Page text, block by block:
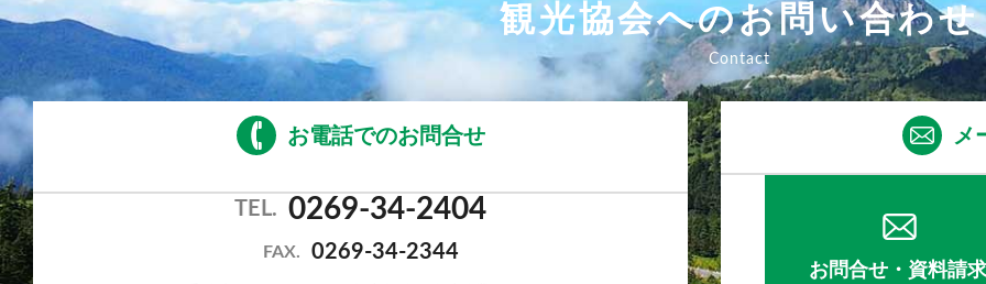
観光協会へのお問い合わせ
お電話でのお問合せ
TEL. 0269-34-2404
FAX. 0269-34-2344
メ
お問合せ・資料請